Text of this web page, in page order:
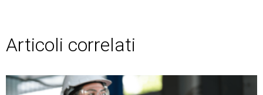
Articoli correlati